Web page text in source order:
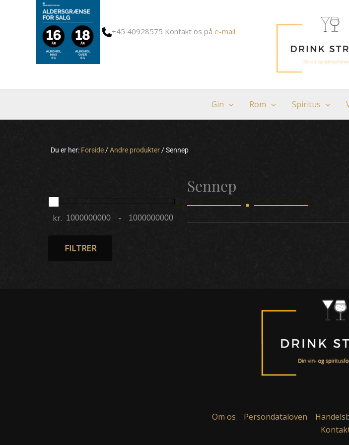
+45 40928575 Kontakt os på e-mail
Gin Rom Spiritus
Du er her: Forside/Andre produkter/Sennep
kr. -
FILTRER
Sennep
Om os Persondataloven